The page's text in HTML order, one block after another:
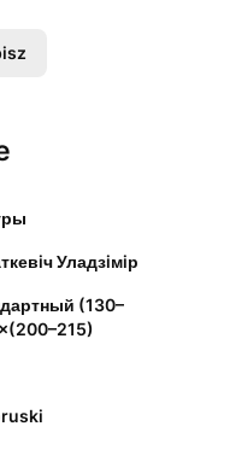
Уладзiмiр
(130–